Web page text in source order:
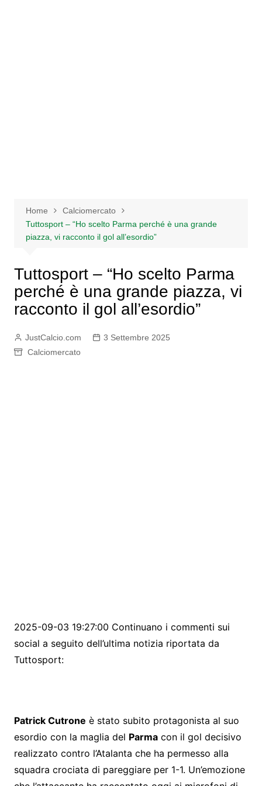
Home
Calciomercato
Tuttosport – “Ho scelto Parma perché è una grande
piazza, vi racconto il gol all’esordio”
Tuttosport – “Ho scelto Parma
perché è una grande piazza, vi
racconto il gol all’esordio”
JustCalcio.com
3 Settembre 2025
Calciomercato
2025-09-03 19:27:00 Continuano i commenti sui
social a seguito dell’ultima notizia riportata da
Tuttosport:
Patrick Cutrone è stato subito protagonista al suo
esordio con la maglia del Parmacon il gol decisivo
realizzato contro l’Atalanta che ha permesso alla
squadra crociata di pareggiare per 1-1. Un’emozione